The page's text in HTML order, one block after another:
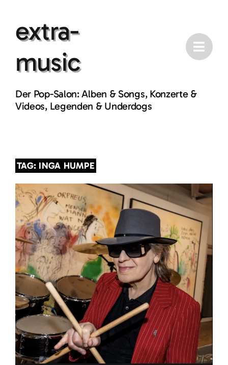
contentextra-
music
Der Pop-Salon: Alben & Songs, Konzerte &
Videos, Legenden & Underdogs
TAG: INGA HUMPE